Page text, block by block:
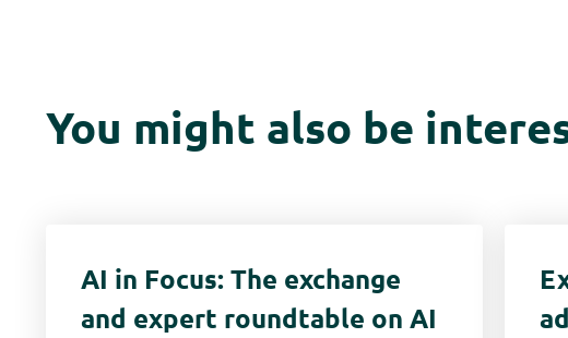
You might also be
AI in Focus: The exchange
and expert roundtable on AI